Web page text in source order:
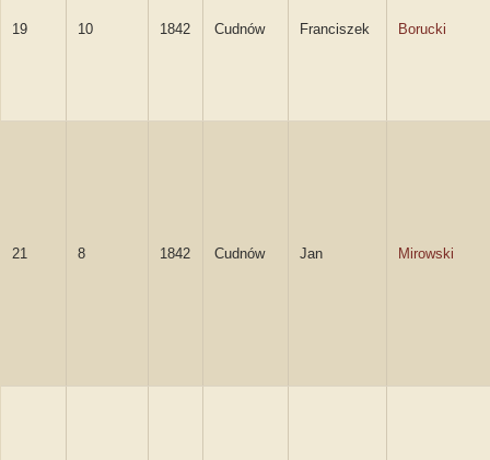
19 10 1842 Cudnów Franciszek Borucki
21 8 1842 Cudnów Jan Mirowski